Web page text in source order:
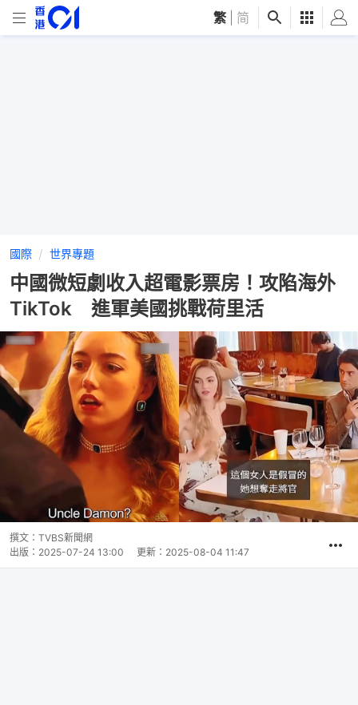
繁 简
國際 世界專題
中國微短劇收入超電影票房！攻陷海外
TikTok 進軍美國挑戰荷里活
撰文： TVBS新聞網
出版： 2025-07-24 13:00 更新： 2025-08-04 11:47